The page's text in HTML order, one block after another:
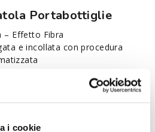
i cookie
Portabottiglie
– Effetto Fibra
e incollata con procedura
dorica